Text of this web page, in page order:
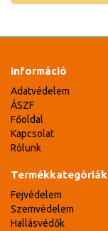
Információ
Adatvédelem
ÁSZF
Főoldal
Kapcsolat
Rólunk
Termékkategóriák
Fejvédelem
Szemvédelem
Hallásvédők